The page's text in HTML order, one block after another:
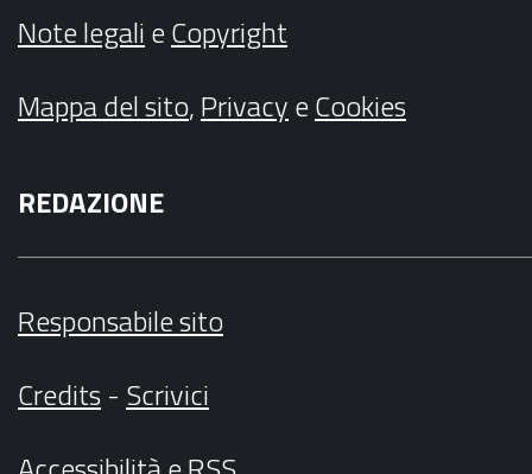
Note legalieCopyright
Mappa del sito,PrivacyeCookies
REDAZIONE
Responsabile sito
Credits- Scrivici